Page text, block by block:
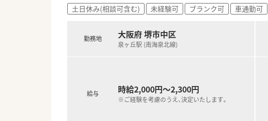
土日休み(相談可含む) 未経験可 ブランク可 車通勤可
勤務地 大阪府 堺市中区
泉ヶ丘駅 (南海泉北線)
給与 時給2,000円～2,300円
※ご経験を考慮のうえ、決定いたします。